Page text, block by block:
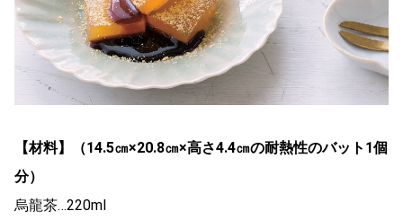
【材料】（14.5㎝×20.8㎝×高さ4.4㎝の耐熱性のバット1個
分）
烏龍茶…220ml